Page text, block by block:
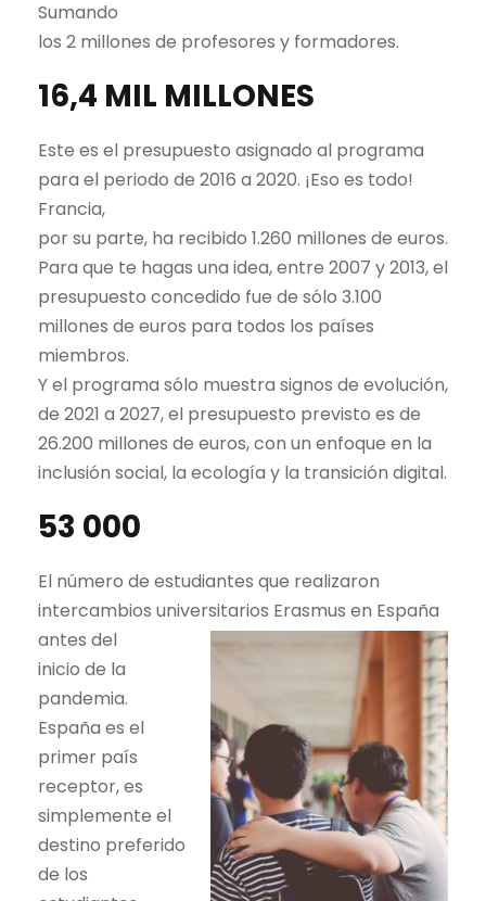
Sumando
los 2 millones de profesores y formadores.
16,4 MIL MILLONES
Este es el presupuesto asignado al programa
para el periodo de 2016 a 2020. ¡Eso es todo!
Francia,
por su parte, ha recibido 1.260 millones de euros.
Para que te hagas una idea, entre 2007 y 2013, el
presupuesto concedido fue de sólo 3.100
millones de euros para todos los países
miembros.
Y el programa sólo muestra signos de evolución,
de 2021 a 2027, el presupuesto previsto es de
26.200 millones de euros, con un enfoque en la
inclusión social, la ecología y la transición digital.
53 000
El número de estudiantes que realizaron
intercambios universitarios Erasmus en España
antes del
inicio de la
pandemia.
España es el
primer país
receptor, es
simplemente el
destino preferido
de los